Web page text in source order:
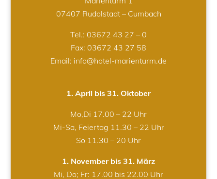
07407 Rudolstadt – Cumbach
Tel.: 03672 43 27 – 0
Fax: 03672 43 27 58
Email: info@hotel-marienturm.de
1. April bis 31. Oktober
Mo,Di 17.00 – 22 Uhr
Mi-Sa, Feiertag 11.30 – 22 Uhr
So 11.30 – 20 Uhr
1. November bis 31. März
Mi, Do; Fr: 17.00 bis 22.00 Uhr